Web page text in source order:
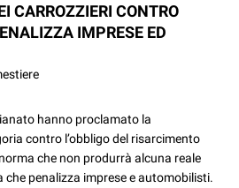
CARROZZIERI CONTRO
IMPRESE ED
hanno proclamato la
contro l’obbligo del risarcimento
che non produrrà alcuna reale
che penalizza imprese e automobilisti.